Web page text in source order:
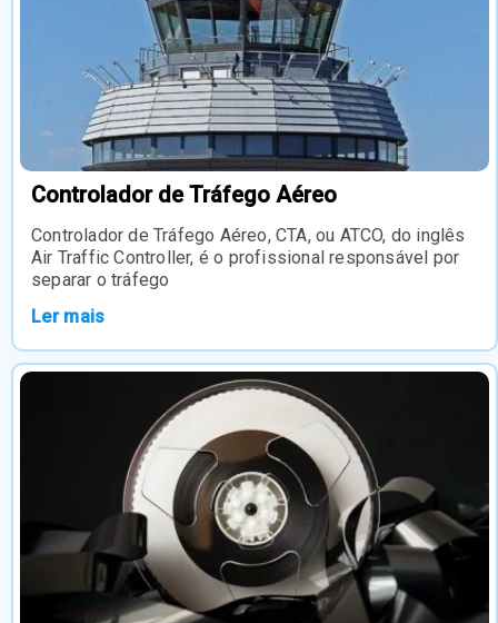
Controlador de Tráfego Aéreo
Controlador de Tráfego Aéreo, CTA, ou ATCO, do inglês
Air Traffic Controller, é o profissional responsável por
separar o tráfego
Ler mais